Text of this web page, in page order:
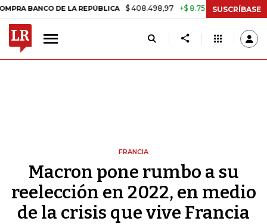
DE LA REPÚBLICA $ 408.498,97 +$ 8.753,81 +2,19% TASA DE
SUSCRÍBASE
FRANCIA
Macron pone rumbo a su
reelección en 2022, en medio
de la crisis que vive Francia